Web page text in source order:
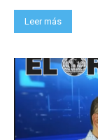
Leer más